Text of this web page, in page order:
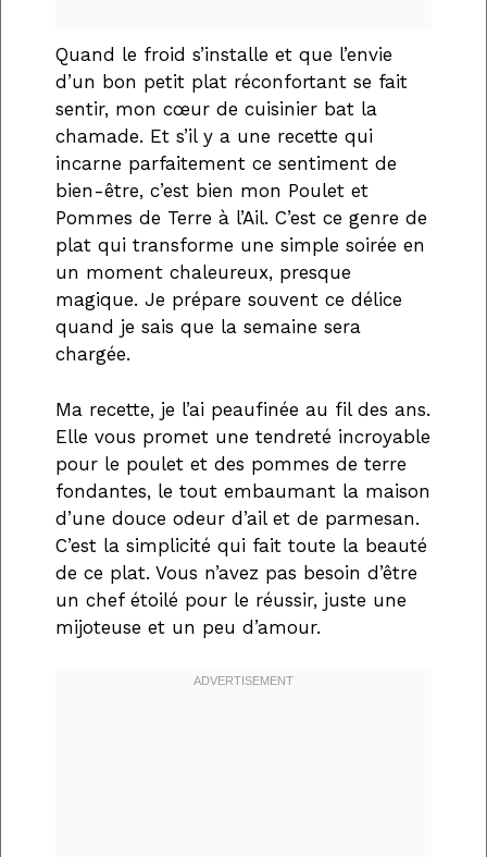
Quand le froid s’installe et que l’envie
d’un bon petit plat réconfortant se fait
sentir, mon cœur de cuisinier bat la
chamade. Et s’il y a une recette qui
incarne parfaitement ce sentiment de
bien-être, c’est bien mon Poulet et
Pommes de Terre à l’Ail. C’est ce genre de
plat qui transforme une simple soirée en
un moment chaleureux, presque
magique. Je prépare souvent ce délice
quand je sais que la semaine sera
chargée.
Ma recette, je l’ai peaufinée au fil des ans.
Elle vous promet une tendreté incroyable
pour le poulet et des pommes de terre
fondantes, le tout embaumant la maison
d’une douce odeur d’ail et de parmesan.
C’est la simplicité qui fait toute la beauté
de ce plat. Vous n’avez pas besoin d’être
un chef étoilé pour le réussir, juste une
mijoteuse et un peu d’amour.